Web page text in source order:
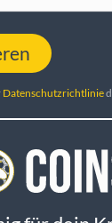
Datenschutzrichtlinie